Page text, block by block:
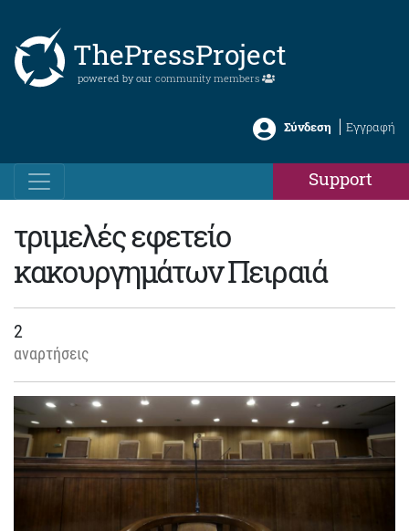
ThePressProject
powered by our community members
Σύνδεση Εγγραφή
Support
τριμελές εφετείο
κακουργημάτων Πειραιά
2
αναρτήσεις